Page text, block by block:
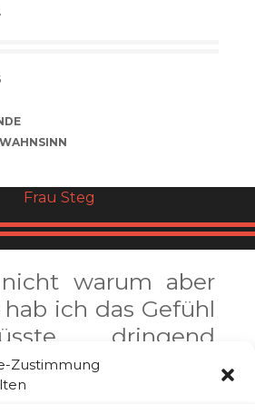
Zustimmung
warum aber
ich das Gefühl
dringend
gravierendes in
ändern.